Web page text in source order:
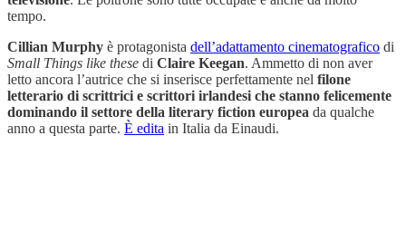
tempo.
Cillian Murphy è protagonista dell’adattamento cinematografico di
Small Things like these di Claire Keegan. Ammetto di non aver
letto ancora l’autrice che si inserisce perfettamente nel filone
letterario di scrittrici e scrittori irlandesi che stanno felicemente
dominando il settore della literary fiction europea da qualche
anno a questa parte. È edita in Italia da Einaudi.